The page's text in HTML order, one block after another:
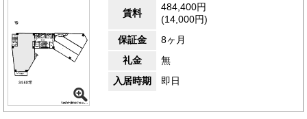
賃料
484,400円
(14,000円)
保証金
8ヶ月
礼金
無
入居時期
即日